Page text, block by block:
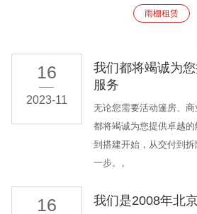
雨棚租赁
16
2023-11
我们都将竭诚为
服务
无论您需要活动篷房、
都将竭诚为您提供卓越
到搭建开始，从交付到
一步。。
16 我们是2008年北